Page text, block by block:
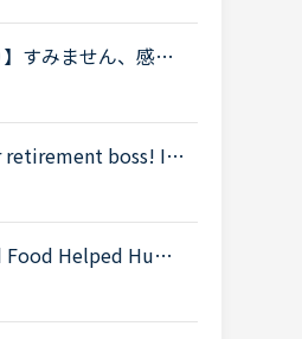
すみません、感覚
しょうか？レッス
retirement boss! I'll
will l forget the
Helped Huma
be explained by